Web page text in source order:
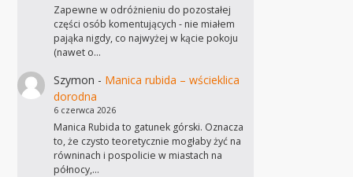
Zapewne w odróżnieniu do pozostałej
części osób komentujących - nie miałem
pająka nigdy, co najwyżej w kącie pokoju
(nawet o…
Szymon - Manica rubida – wścieklica
dorodna
6 czerwca 2026
Manica Rubida to gatunek górski. Oznacza
to, że czysto teoretycznie mogłaby żyć na
równinach i pospolicie w miastach na
północy,…